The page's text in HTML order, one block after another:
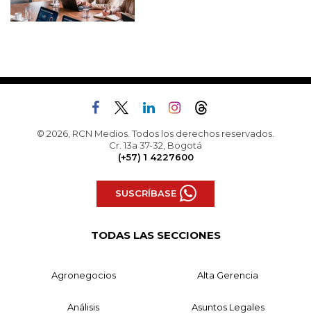
© 2026, RCN Medios. Todos los derechos reservados.
Cr. 13a 37-32, Bogotá
(+57) 1 4227600
SUSCRÍBASE
TODAS LAS SECCIONES
Agronegocios Alta Gerencia
Análisis Asuntos Legales